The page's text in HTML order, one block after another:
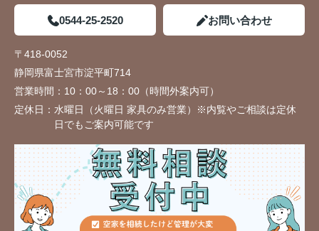
0544-25-2520 お問い合わせ
〒418-0052
静岡県富士宮市淀平町714
営業時間： 10：00～18：00（時間外案内可）
定休日： 水曜日（火曜日 家具のみ営業）※内覧やご相談は定休
日でもご案内可能です